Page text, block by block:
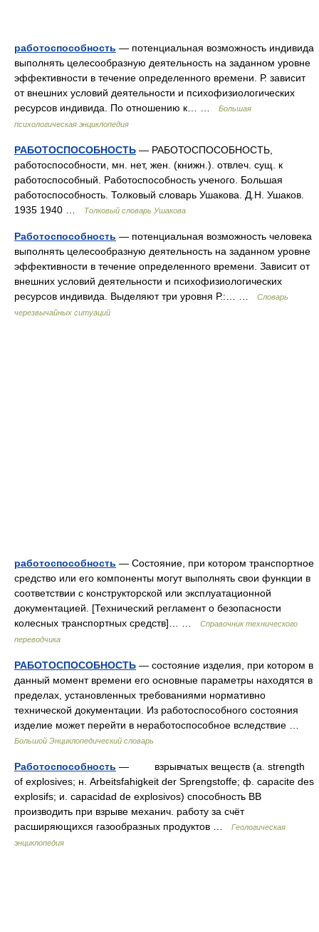
работоспособность — потенциальная возможность индивида
выполнять целесообразную деятельность на заданном уровне
эффективности в течение определенного времени. Р. зависит
от внешних условий деятельности и психофизиологических
ресурсов индивида. По отношению к… …
Большая
психологическая энциклопедия
РАБОТОСПОСОБНОСТЬ — РАБОТОСПОСОБНОСТЬ,
работоспособности, мн. нет, жен. (книжн.). отвлеч. сущ. к
работоспособный. Работоспособность ученого. Большая
работоспособность. Толковый словарь Ушакова. Д.Н. Ушаков.
1935 1940 …
Толковый словарь Ушакова
Работоспособность — потенциальная возможность человека
выполнять целесообразную деятельность на заданном уровне
эффективности в течение определенного времени. Зависит от
внешних условий деятельности и психофизиологических
ресурсов индивида. Выделяют три уровня Р.:… …
Словарь
черезвычайных ситуаций
работоспособность — Состояние, при котором транспортное
средство или его компоненты могут выполнять свои функции в
соответствии с конструкторской или эксплуатационной
документацией. [Технический регламент о безопасности
колесных транспортных средств]… …
Справочник технического
переводчика
РАБОТОСПОСОБНОСТЬ — состояние изделия, при котором в
данный момент времени его основные параметры находятся в
пределах, установленных требованиями нормативно
технической документации. Из работоспособного состояния
изделие может перейти в неработоспособное вследствие …
Большой Энциклопедический словарь
Работоспособность — взрывчатых веществ (a. strength
of explosives; н. Arbeitsfahigkeit der Sprengstoffe; ф. capacite des
explosifs; и. capacidad de explosivos) способность BB
производить при взрыве механич. работу за счёт
расширяющихся газообразных продуктов …
Геологическая
энциклопедия